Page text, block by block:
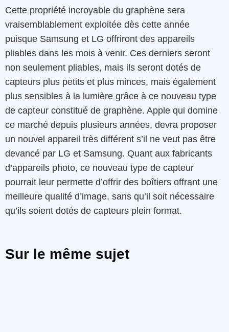
Cette propriété incroyable du graphène sera
vraisemblablement exploitée dès cette année
puisque Samsung et LG offriront des appareils
pliables dans les mois à venir. Ces derniers seront
non seulement pliables, mais ils seront dotés de
capteurs plus petits et plus minces, mais également
plus sensibles à la lumière grâce à ce nouveau type
de capteur constitué de graphène. Apple qui domine
ce marché depuis plusieurs années, devra proposer
un nouvel appareil très différent s’il ne veut pas être
devancé par LG et Samsung. Quant aux fabricants
d’appareils photo, ce nouveau type de capteur
pourrait leur permette d’offrir des boîtiers offrant une
meilleure qualité d’image, sans qu’il soit nécessaire
qu’ils soient dotés de capteurs plein format.
Sur le même sujet